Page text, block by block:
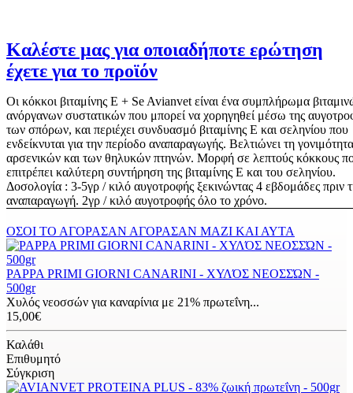
Καλέστε μας για οποιαδήποτε ερώτηση
έχετε για το προϊόν
Οι κόκκοι βιταμίνης E + Se Avianvet είναι ένα συμπλήρωμα
ανόργανων συστατικών που μπορεί να χορηγηθεί μέσω της
των σπόρων, και περιέχει συνδυασμό βιταμίνης Ε και σεληνίου που
ενδείκνυται για την περίοδο αναπαραγωγής. Βελτιώνει τη
αρσενικών και των θηλυκών πτηνών. Μορφή σε λεπτούς κόκκους
επιτρέπει καλύτερη συντήρηση της βιταμίνης Ε και του σεληνίου.
Δοσολογία : 3-5γρ / κιλό αυγοτροφής ξεκινώντας 4 εβδομάδες πριν
αναπαραγωγή. 2γρ / κιλό αυγοτροφής όλο το χρόνο.
ΟΣΟΙ ΤΟ ΑΓΟΡΑΣΑΝ ΑΓΟΡΑΣΑΝ ΜΑΖΙ ΚΑΙ ΑΥΤΑ
PAPPA PRIMI GIORNI CANARINI - ΧΥΛΌΣ ΝΕΟΣΣΏΝ -
500gr
Χυλός νεοσσών για καναρίνια με 21% πρωτεΐνη...
15,00€
Καλάθι
Επιθυμητό
Σύγκριση